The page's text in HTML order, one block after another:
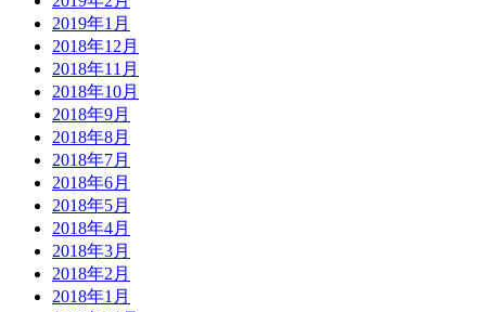
2019年1月
2018年12月
2018年11月
2018年10月
2018年9月
2018年8月
2018年7月
2018年6月
2018年5月
2018年4月
2018年3月
2018年2月
2018年1月